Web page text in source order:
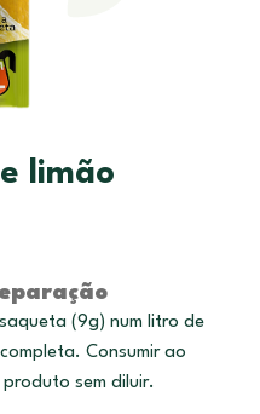
limão
(9g) num litro de
Consumir ao
sem diluir.